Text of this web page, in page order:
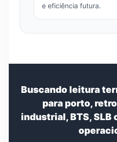
e eficiência futura.
Buscando leitura
para porto,
industrial, BTS,